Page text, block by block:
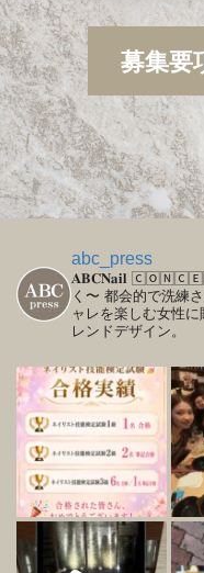
募集要
abc_press
𝐀𝐁𝐂𝐍𝐚𝐢𝐥
く〜 都会的で洗練
ャレを楽しむ女性
レンドデザイン。